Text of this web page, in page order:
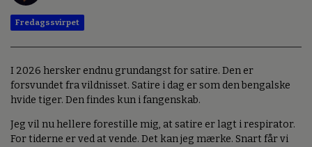
Fredagssvirpet
I 2026 hersker endnu grundangst for satire. Den er
forsvundet fra vildnisset. Satire i dag er som den bengalske
hvide tiger. Den findes kun i fangenskab.
Jeg vil nu hellere forestille mig, at satire er lagt i respirator.
For tiderne er ved at vende. Det kan jeg mærke. Snart får vi